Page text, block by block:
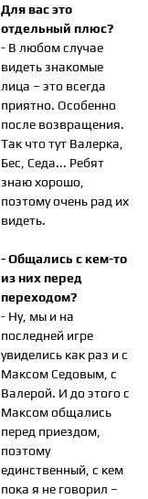
Для вас это
отдельный плюс?
- В любом случае
видеть знакомые
лица – это всегда
приятно. Особенно
после возвращения.
Так что тут Валерка,
Бес, Седа... Ребят
знаю хорошо,
поэтому очень рад их
видеть.
- Общались с кем-то
из них перед
переходом?
- Ну, мы и на
последней игре
увиделись как раз и с
Максом Седовым, с
Валерой. И до этого с
Максом общались
перед приездом,
поэтому
единственный, с кем
пока я не говорил –